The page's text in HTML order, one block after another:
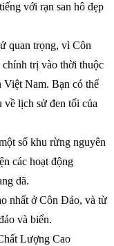
với rạn san hô đẹp
quan trọng, vì Côn
trị vào thời thuộc
Việt Nam. Bạn có thể
về lịch sử đen tối của
số khu rừng nguyên
các hoạt động
dã.
nhất ở Côn Đảo, và từ
và biển.
Lượng Cao